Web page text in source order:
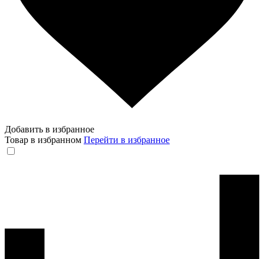
Добавить в избранное
Товар в избранном Перейти в избранное